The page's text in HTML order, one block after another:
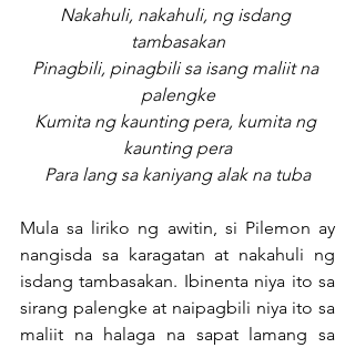
Nakahuli, nakahuli, ng isdang
tambasakan
Pinagbili, pinagbili sa isang maliit na
palengke
Kumita ng kaunting pera, kumita ng
kaunting pera
Para lang sa kaniyang alak na tuba
Mula sa liriko ng awitin, si Pilemon ay
nangisda sa karagatan at nakahuli ng
isdang tambasakan. Ibinenta niya ito sa
sirang palengke at naipagbili niya ito sa
maliit na halaga na sapat lamang sa